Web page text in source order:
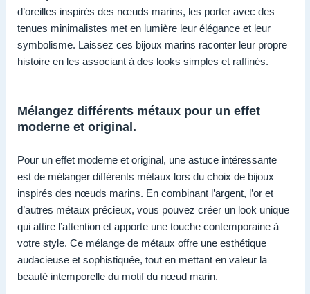
d’oreilles inspirés des nœuds marins, les porter avec des
tenues minimalistes met en lumière leur élégance et leur
symbolisme. Laissez ces bijoux marins raconter leur propre
histoire en les associant à des looks simples et raffinés.
Mélangez différents métaux pour un effet
moderne et original.
Pour un effet moderne et original, une astuce intéressante
est de mélanger différents métaux lors du choix de bijoux
inspirés des nœuds marins. En combinant l’argent, l’or et
d’autres métaux précieux, vous pouvez créer un look unique
qui attire l’attention et apporte une touche contemporaine à
votre style. Ce mélange de métaux offre une esthétique
audacieuse et sophistiquée, tout en mettant en valeur la
beauté intemporelle du motif du nœud marin.